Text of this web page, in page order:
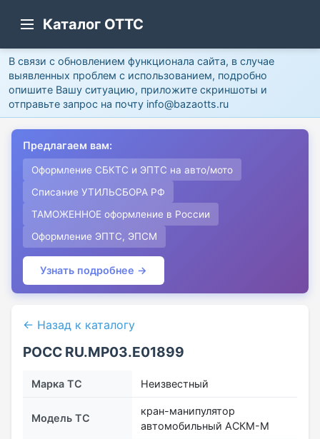
Каталог ОТТС
В связи с обновлением функционала сайта, в случае
выявленных проблем с использованием, подробно
опишите Вашу ситуацию, приложите скриншоты и
отправьте запрос на почту info@bazaotts.ru
Предлагаем вам:
Оформление СБКТС и ЭПТС на авто/мото
Списание УТИЛЬСБОРА РФ
ТАМОЖЕННОЕ оформление в России
Оформление ЭПТС, ЭПСМ
Узнать подробнее →
← Назад к каталогу
POCC RU.MP03.Е01899
Марка ТС Неизвестный
Модель ТС
кран-манипулятор
автомобильный АСКМ-М